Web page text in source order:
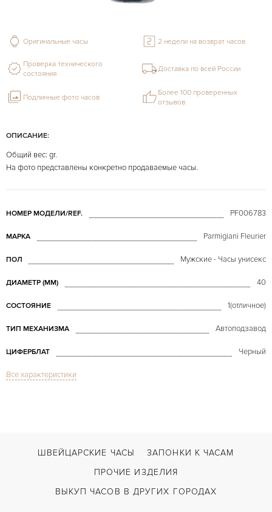
ОПИСАНИЕ:
Общий вес: gr.
На фото представлены конкретно продаваемые часы.
НОМЕР МОДЕЛИ/REF. PF006783
МАРКА Parmigiani Fleurier
ПОЛ Мужские - Часы унисекс
ДИАМЕТР (MM) 40
СОСТОЯНИЕ 1(отличное)
ТИП МЕХАНИЗМА Автоподзавод
ЦИФЕРБЛАТ Черный
СТЕКЛО
Застежка с помощью шипа
Все характеристики
Оригинальные часы 2 недели на возврат часов
Проверка технического
состояния
Доставка по всей России
Подлинные фото часов
Более 100 проверенных
отзывов
ШВЕЙЦАРСКИЕ ЧАСЫ
ЗАПОНКИ К ЧАСАМ
ПРОЧИЕ ИЗДЕЛИЯ
ВЫКУП ЧАСОВ В ДРУГИХ ГОРОДАХ